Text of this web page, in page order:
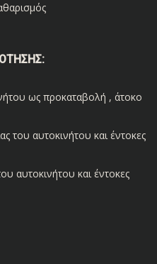
ως προκαταβολή , άτοκο
του αυτοκινήτου και έντοκες
αυτοκινήτου και έντοκες